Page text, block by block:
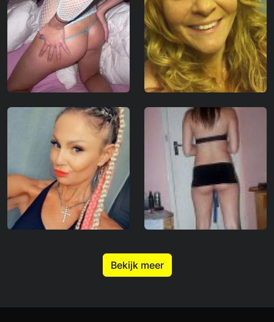
Bekijk meer